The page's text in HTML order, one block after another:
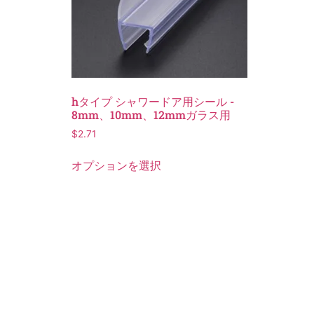
hタイプ シャワードア用シール -
8mm、10mm、12mmガラス用
$2.71
オプションを選択